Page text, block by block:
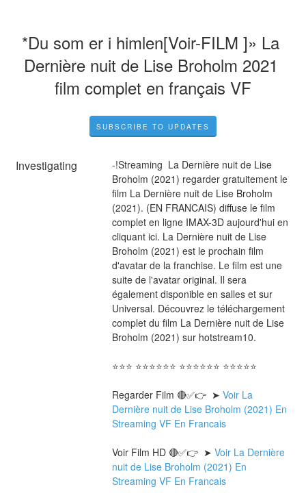
*Du som er i himlen[Voir-FILM ]» La
Dernière nuit de Lise Broholm 2021
film complet en français VF
SUBSCRIBE TO UPDATES
Investigating
-!Streaming  La Dernière nuit de Lise
Broholm (2021) regarder gratuitement le
film La Dernière nuit de Lise Broholm
(2021). (EN FRANCAIS) diffuse le film
complet en ligne IMAX-3D aujourd'hui en
cliquant ici. La Dernière nuit de Lise
Broholm (2021) est le prochain film
d'avatar de la franchise. Le film est une
suite de l'avatar original. Il sera
également disponible en salles et sur
Universal. Découvrez le téléchargement
complet du film La Dernière nuit de Lise
Broholm (2021) sur hotstream10.
⭐⭐⭐ ⭐⭐⭐⭐⭐⭐ ⭐⭐⭐⭐⭐⭐ ⭐⭐⭐⭐⭐
Regarder Film 🔴✅👉  ➤ Voir La
Dernière nuit de Lise Broholm (2021) En
Streaming VF En Francais
Voir Film HD 🔴✅👉  ➤ Voir La Dernière
nuit de Lise Broholm (2021) En
Streaming VF En Francais